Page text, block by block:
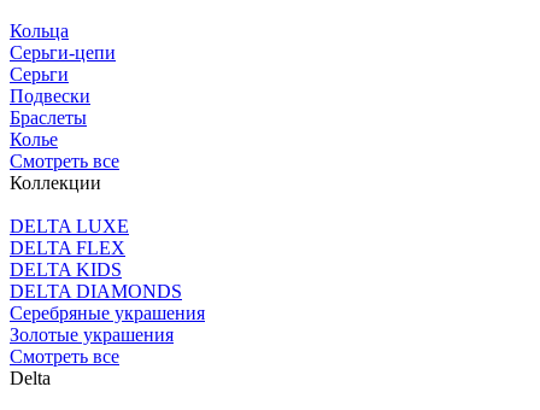
Кольца
Серьги-цепи
Серьги
Подвески
Браслеты
Колье
Смотреть все
Коллекции
DELTA LUXE
DELTA FLEX
DELTA KIDS
DELTA DIAMONDS
Серебряные украшения
Золотые украшения
Смотреть все
Delta